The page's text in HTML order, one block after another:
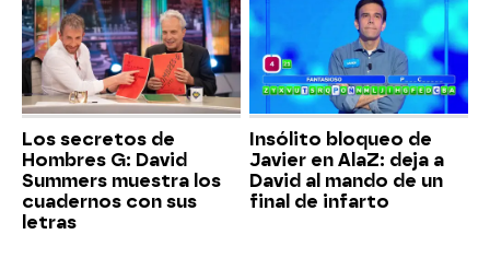
Los secretos de
Hombres G: David
Summers muestra los
cuadernos con sus
letras
Insólito bloqueo de
Javier en AlaZ: deja a
David al mando de un
final de infarto